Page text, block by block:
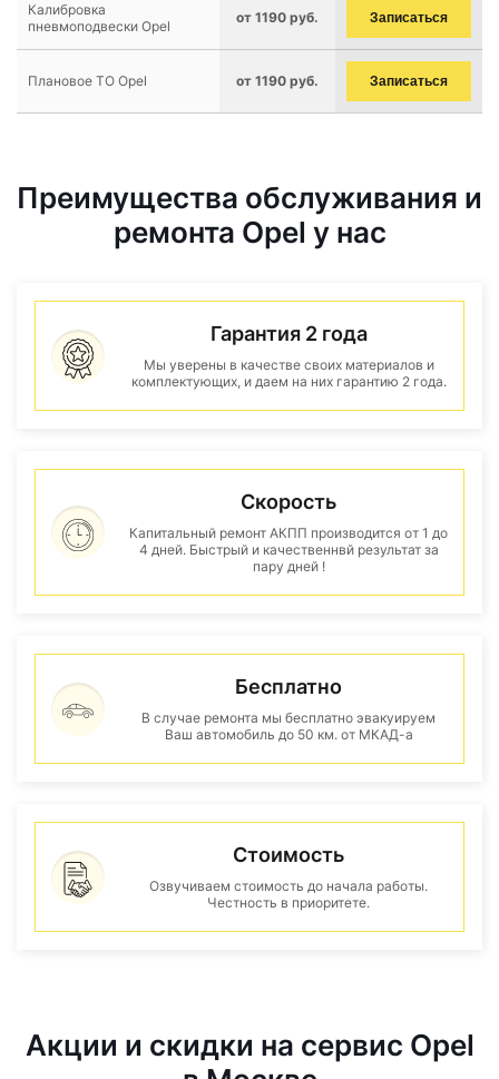
Калибровка
пневмоподвески Opel
от 1190 руб. Записаться
Плановое ТО Opel от 1190 руб. Записаться
Преимущества обслуживания и
ремонта Opel у нас
Гарантия 2 года
Мы уверены в качестве своих материалов и
комплектующих, и даем на них гарантию 2 года.
Скорость
Капитальный ремонт АКПП производится от 1 до
4 дней. Быстрый и качественнвй результат за
пару дней !
Бесплатно
В случае ремонта мы бесплатно эвакуируем
Ваш автомобиль до 50 км. от МКАД-а
Стоимость
Озвучиваем стоимость до начала работы.
Честность в приоритете.
Акции и скидки на сервис Opel